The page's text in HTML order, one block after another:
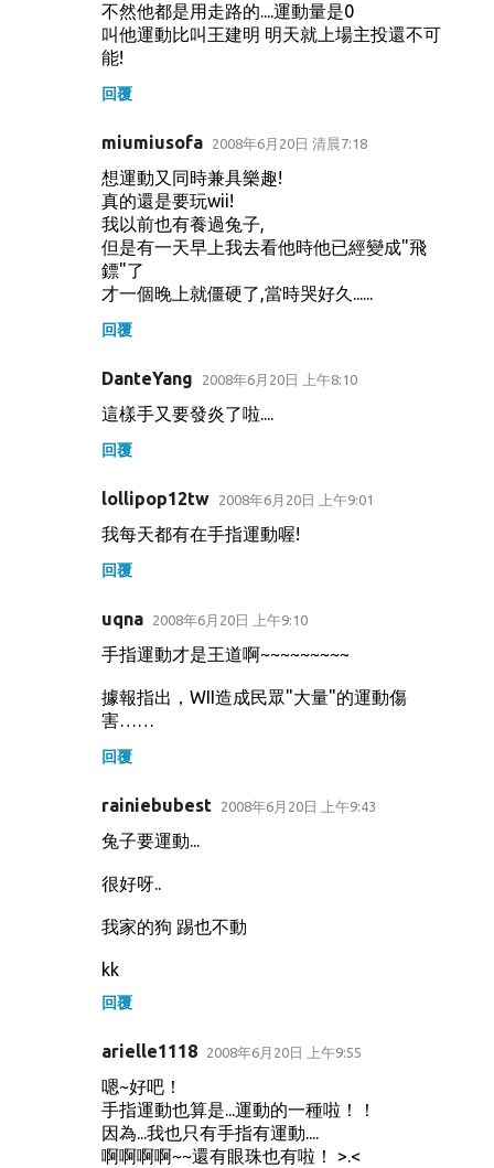
不然他都是用走路的....運動量是0
叫他運動比叫王建明 明天就上場主投還不可
能!
回覆
miumiusofa 2008年6月20日 清晨7:18
想運動又同時兼具樂趣!
真的還是要玩wii!
我以前也有養過兔子,
但是有一天早上我去看他時他已經變成"飛
鏢"了
才一個晚上就僵硬了,當時哭好久......
回覆
DanteYang 2008年6月20日 上午8:10
這樣手又要發炎了啦....
回覆
lollipop12tw 2008年6月20日 上午9:01
我每天都有在手指運動喔!
回覆
uqna 2008年6月20日 上午9:10
手指運動才是王道啊~~~~~~~~~
據報指出，WII造成民眾"大量"的運動傷
害……
回覆
rainiebubest 2008年6月20日 上午9:43
兔子要運動...
很好呀..
我家的狗 踢也不動
kk
回覆
arielle1118 2008年6月20日 上午9:55
嗯~好吧！
手指運動也算是...運動的一種啦！！
因為...我也只有手指有運動....
啊啊啊啊~~還有眼珠也有啦！ >.<